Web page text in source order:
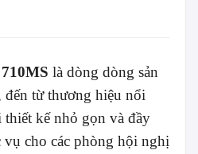
là dòng dòng sản
đến từ thương hiệu nổi
thiết kế nhỏ gọn và đầy
cho các phòng hội nghị